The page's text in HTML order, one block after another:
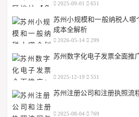
2025-09-01 651
苏州小规模和一般纳税人哪
成本全解析
2026-05-14 299
苏州数字化电子发票全面推
2025-12-19 551
苏州注册公司和注册执照流
2025-08-04 769